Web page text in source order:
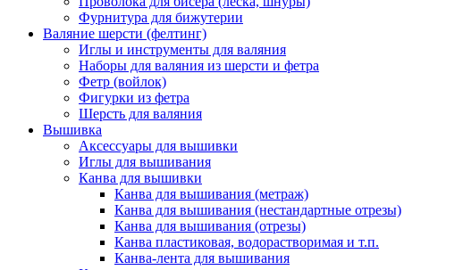
Фурнитура для бижутерии
Валяние шерсти (фелтинг)
Иглы и инструменты для валяния
Наборы для валяния из шерсти и фетра
Фетр (войлок)
Фигурки из фетра
Шерсть для валяния
Вышивка
Аксессуары для вышивки
Иглы для вышивания
Канва для вышивки
Канва для вышивания (метраж)
Канва для вышивания (нестандартные отрезы)
Канва для вышивания (отрезы)
Канва пластиковая, водорастворимая и т.п.
Канва-лента для вышивания